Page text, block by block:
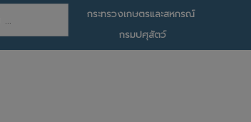
กระทรวงเกษตรและสหกรณ์
กรมปศุสัตว์